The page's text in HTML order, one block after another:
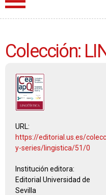
Colección:
URL:
https://editorial.us.es/
y-series/lingistica/51/0
Institución editora:
Editorial Universidad de
Sevilla